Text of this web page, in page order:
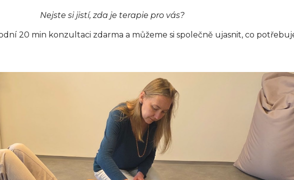
Nejste si jistí, zda je terapie pro vás?
20 min konzultaci zdarma a můžeme si společně ujasnit, co